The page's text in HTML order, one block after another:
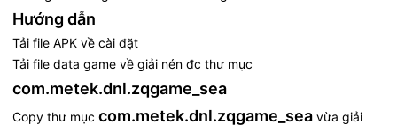
Hướng dẫn
Tải file APK về cài đặt
Tải file data game về giải nén đc thư mục
com.metek.dnl.zqgame_sea
Copy thư mục com.metek.dnl.zqgame_sea vừa giải